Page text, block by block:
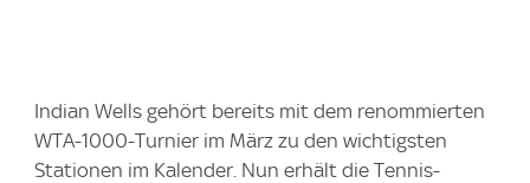
Indian Wells gehört bereits mit dem renommierten
WTA-1000-Turnier im März zu den wichtigsten
Stationen im Kalender. Nun erhält die Tennis-